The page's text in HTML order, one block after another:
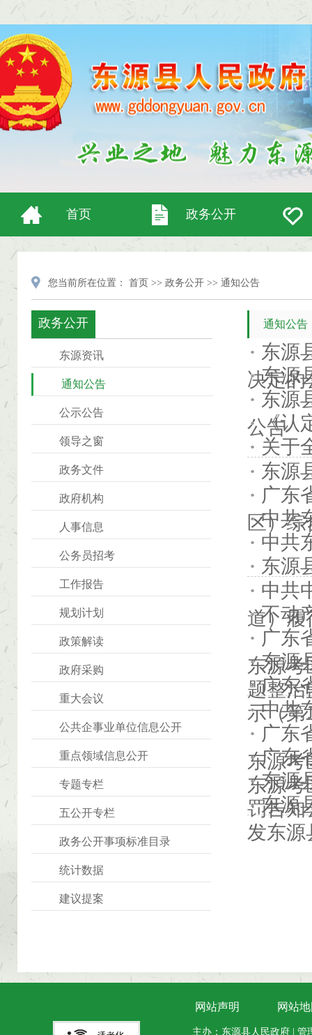
首页 政务公开
您当前所在位置： 首页 >> 政务公开 >> 通知公告
政务公开
东源资讯
通知公告
公示公告
领导之窗
政务文件
政府机构
人事信息
公务员招考
工作报告
规划计划
政策解读
政府采购
重大会议
公共企事业单位信息公开
重点领域信息公开
专题专栏
五公开专栏
政务公开事项标准目录
统计数据
建议提案
通知公告
东源
决定的
东源
东源
公告
《认
关于
东源
广东
区）
中共
中共
东源
中共
道）履
不动
广东
东源考
东源
题整治
广东
示（第
中共
广东
东源考
广东
东源考
东源
罚告知
东源
发东源
网站声明 网站
主办：东源县人民政府 | 管